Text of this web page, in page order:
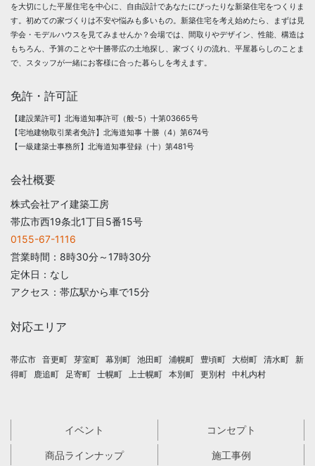
を大切にした平屋住宅を中心に、自由設計であなたにぴったりな新築住宅をつくりま
す。初めての家づくりは不安や悩みも多いもの。新築住宅を考え始めたら、まずは見
学会・モデルハウスを見てみませんか？会場では、間取りやデザイン、性能、構造は
もちろん、予算のことや十勝帯広の土地探し、家づくりの流れ、平屋暮らしのことま
で、スタッフが一緒にお客様に合った暮らしを考えます。
免許・許可証
【建設業許可】北海道知事許可（般-5）十第03665号
【宅地建物取引業者免許】北海道知事 十勝（4）第674号
【一級建築士事務所】北海道知事登録（十）第481号
会社概要
株式会社アイ建築工房
帯広市西19条北1丁目5番15号
0155-67-1116
営業時間：8時30分～17時30分
定休日：なし
アクセス：帯広駅から車で15分
対応エリア
帯広市 音更町 芽室町 幕別町 池田町 浦幌町 豊頃町 大樹町 清水町 新
得町
鹿追町 足寄町 士幌町 上士幌町 本別町 更別村 中札内村
イベント コンセプト
商品ラインナップ 施工事例